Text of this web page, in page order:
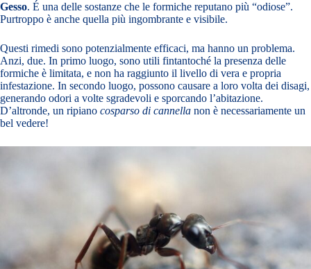
Gesso. É una delle sostanze che le formiche reputano più “odiose”.
Purtroppo è anche quella più ingombrante e visibile.
Questi rimedi sono potenzialmente efficaci, ma hanno un problema.
Anzi, due. In primo luogo, sono utili fintantoché la presenza delle
formiche è limitata, e non ha raggiunto il livello di vera e propria
infestazione. In secondo luogo, possono causare a loro volta dei disagi,
generando odori a volte sgradevoli e sporcando l’abitazione.
D’altronde, un ripiano cosparso di cannella non è necessariamente un
bel vedere!